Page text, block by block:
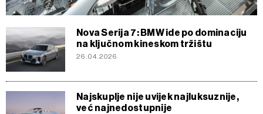
Nova Serija 7: BMW ide po dominaciju
na ključnom kineskom tržištu
26.04.2026
Najskuplje nije uvijek najluksuznije,
već najnedostupnije